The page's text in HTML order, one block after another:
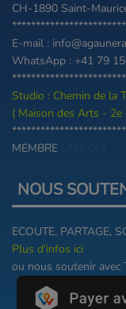
CH-1890 Saint-
E-mail :
WhatsApp : +41 79
Studio : Chemin de la
( Maison des Arts - 2e
MEMBRE
NOUS
ECOUTE, PARTAGE,
Plus d'infos ici
ou nous soutenir avec